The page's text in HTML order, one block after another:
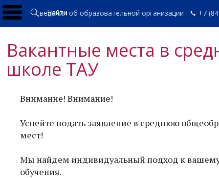
Найти
Сведения об образовательной организации +7
Вакантные места в
школе ТАУ
Внимание! Внимание!
Успейте подать заявление в среднюю
мест!
Мы найдем индивидуальный подход к
обучения.